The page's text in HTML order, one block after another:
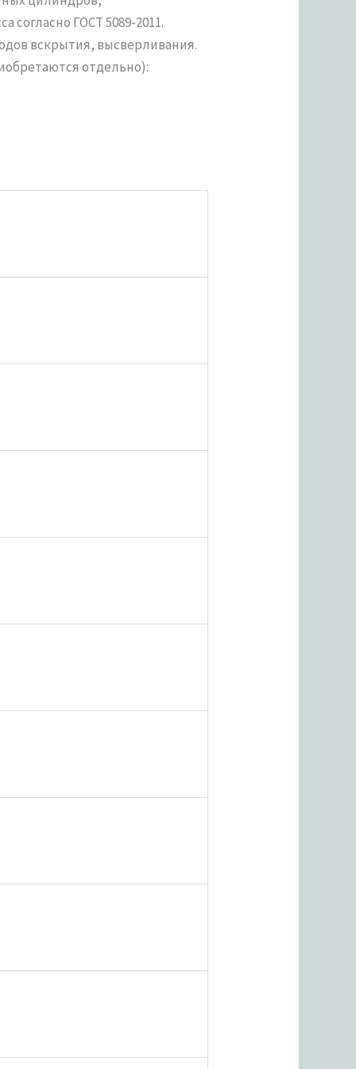
ГОСТ 5089-2011.
вскрытия, высверливания.
отдельно):